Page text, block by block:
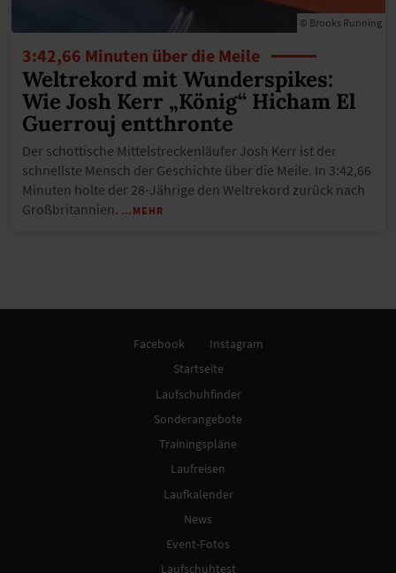
© Brooks Running
3:42,66 Minuten über die Meile
Weltrekord mit Wunderspikes:
Wie Josh Kerr „König“ Hicham El
Guerrouj entthronte
Der schottische Mittelstreckenläufer Josh Kerr ist der
schnellste Mensch der Geschichte über die Meile. In 3:42,66
Minuten holte der 28-Jährige den Weltrekord zurück nach
Großbritannien. …MEHR
Facebook
Instagram
Startseite
Laufschuhfinder
Sonderangebote
Trainingspläne
Laufreisen
Laufkalender
News
Event-Fotos
Laufschuhtest